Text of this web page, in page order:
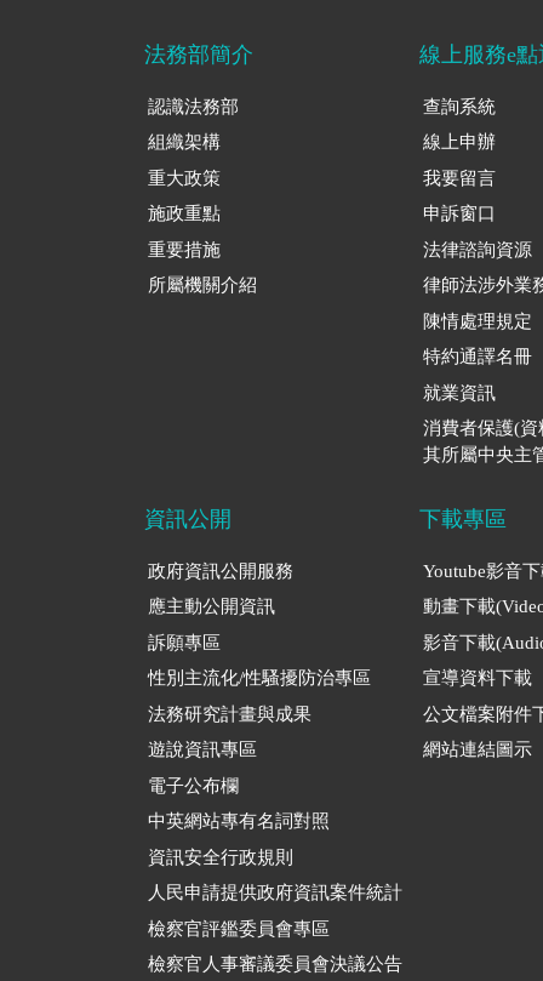
法務部簡介
認識法務部
組織架構
重大政策
施政重點
重要措施
所屬機關介紹
線上服務e點
查詢系統
線上申辦
我要留言
申訴窗口
法律諮詢資源
律師法涉外業
陳情處理規定
特約通譯名冊
就業資訊
消費者保護(
其所屬中央主
資訊公開
政府資訊公開服務
應主動公開資訊
訴願專區
性別主流化/性騷擾防治專區
法務研究計畫與成果
遊說資訊專區
電子公布欄
中英網站專有名詞對照
資訊安全行政規則
人民申請提供政府資訊案件統計
檢察官評鑑委員會專區
檢察官人事審議委員會決議公告
下載專區
Youtube影音
動畫下載
影音下載
宣導資料下載
公文檔案附件
網站連結圖示